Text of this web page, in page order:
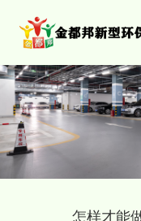
怎样才能